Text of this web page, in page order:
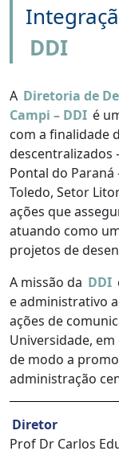
DDI
A Diretoria de
Campi – DDI é
com a finalidade
descentralizados
Pontal do Paraná
Toledo, Setor
ações que
atuando como
projetos de
A missão da DDI
e administrativo
ações de
Universidade, em
de modo a
administração
Diretor
Prof Dr Carlos